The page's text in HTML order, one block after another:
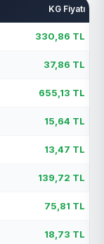
KG Fiyatı
330,86 TL
37,86 TL
655,13 TL
15,64 TL
13,47 TL
139,72 TL
75,81 TL
18,73 TL